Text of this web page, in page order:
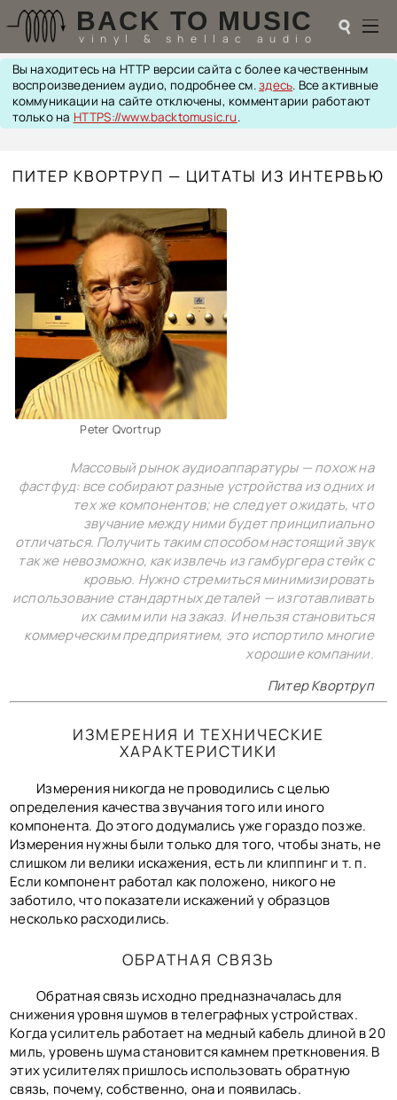
BACK TO MUSIC
vinyl & shellac audio ☌
☌
UPGRADES
АКУСТИКА
ТЕОРИЯ
МУЗЫКА
HI-FI PLAYERS
TESTS
ПЕРСОНАЛИИ
LOL
ССЫЛКИ
О САЙТЕ
КОНТАКТЫ
BACK TO PHOTO
Вы находитесь на HTTP версии сайта с более качественным
воспроизведением аудио, подробнее см.здесь. Все активные
коммуникации на сайте отключены, комментарии работают
только на HTTPS://www.backtomusic.ru.
ПИТЕР КВОРТРУП — ЦИТАТЫ ИЗ ИНТЕРВЬЮ
Peter Qvortrup
Массовый рынок аудиоаппаратуры — похож на
фастфуд: все собирают разные устройства из одних и
тех же компонентов; не следует ожидать, что
звучание между ними будет принципиально
отличаться. Получить таким способом настоящий звук
так же невозможно, как извлечь из гамбургера стейк с
кровью. Нужно стремиться минимизировать
использование стандартных деталей — изготавливать
их самим или на заказ. И нельзя становиться
коммерческим предприятием, это испортило многие
хорошие компании.
Питер Квортруп
ИЗМЕРЕНИЯ И ТЕХНИЧЕСКИЕ
ХАРАКТЕРИСТИКИ
Измерения никогда не проводились с целью
определения качества звучания того или иного
компонента. До этого додумались уже гораздо позже.
Измерения нужны были только для того, чтобы знать, не
слишком ли велики искажения, есть ли клиппинг и т. п.
Если компонент работал как положено, никого не
заботило, что показатели искажений у образцов
несколько расходились.
ОБРАТНАЯ СВЯЗЬ
Обратная связь исходно предназначалась для
снижения уровня шумов в телеграфных устройствах.
Когда усилитель работает на медный кабель длиной в 20
миль, уровень шума становится камнем преткновения. В
этих усилителях пришлось использовать обратную
связь, почему, собственно, она и появилась.